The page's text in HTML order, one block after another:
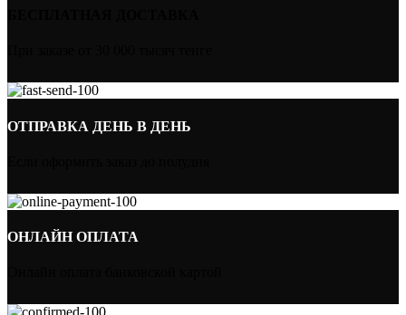
ОТПРАВКА ДЕНЬ В ДЕНЬ
ОНЛАЙН ОПЛАТА